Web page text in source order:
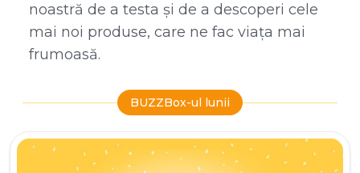
noastră de a testa și de a descoperi cele
mai noi produse, care ne fac viața mai
frumoasă.
BUZZBox-ul lunii